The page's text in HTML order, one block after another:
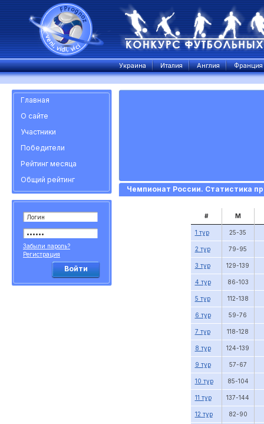
Украина Италия Англия Франция
Главная
О сайте
Участники
Победители
Рейтинг месяца
Общий рейтинг
Забыли пароль?
Регистрация
Войти
Чемпионат России. Статистика
# М
1 тур 25-35
2 тур 79-95
3 тур 129-139
4 тур 86-103
5 тур 112-138
6 тур 59-76
7 тур 118-128
8 тур 124-139
9 тур 57-67
10 тур 85-104
11 тур 137-144
12 тур 82-90